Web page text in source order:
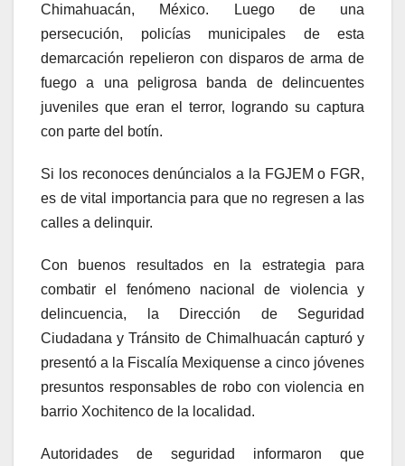
Chimahuacán, México. Luego de una
persecución, policías municipales de esta
demarcación repelieron con disparos de arma de
fuego a una peligrosa banda de delincuentes
juveniles que eran el terror, logrando su captura
con parte del botín.
Si los reconoces denúncialos a la FGJEM o FGR,
es de vital importancia para que no regresen a las
calles a delinquir.
Con buenos resultados en la estrategia para
combatir el fenómeno nacional de violencia y
delincuencia, la Dirección de Seguridad
Ciudadana y Tránsito de Chimalhuacán capturó y
presentó a la Fiscalía Mexiquense a cinco jóvenes
presuntos responsables de robo con violencia en
barrio Xochitenco de la localidad.
Autoridades de seguridad informaron que